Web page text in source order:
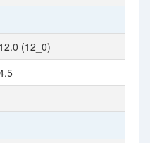
12.0 (12_0)